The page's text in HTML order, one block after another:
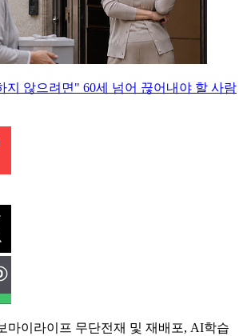
지 않으려면" 60세 넘어 끊어내야 할 사람
마이라이프 무단전재 및 재배포, AI학습